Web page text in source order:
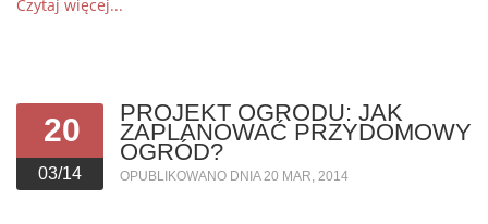
Czytaj więcej...
20
03/14
PROJEKT OGRODU: JAK
ZAPLANOWAĆ PRZYDOMOWY
OGRÓD?
OPUBLIKOWANO DNIA 20 MAR, 2014